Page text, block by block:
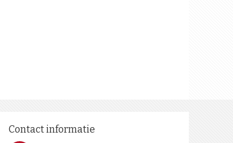
Contact informatie